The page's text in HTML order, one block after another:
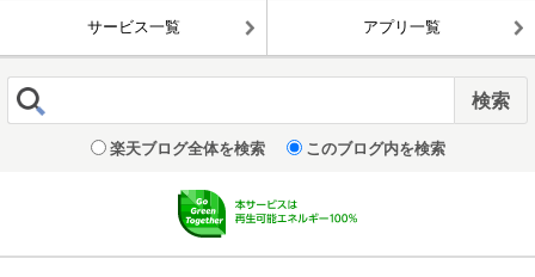
サービス一覧 アプリ一覧
楽天ブログ全体を検索 このブログ内を検索